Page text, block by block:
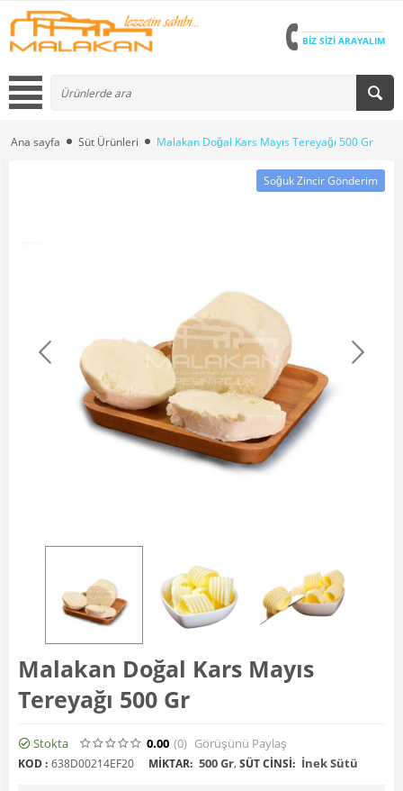
BİZ SİZİ ARAYALIM
Ana sayfa Süt Ürünleri Malakan Doğal Kars Mayıs Tereyağı 500 Gr
Soğuk Zincir Gönderim
Malakan Doğal Kars Mayıs
Tereyağı 500 Gr
Stokta 0.00 (0) Görüşünü Paylaş
KOD : 638D00214EF20 MIKTAR: 500 Gr,SÜT CINSI: İnek Sütü